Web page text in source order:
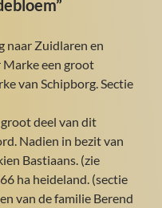
naar Zuidlaren en
Marke een groot
van Schipborg. Sectie
deel van dit
Nadien in bezit van
Bastiaans. (zie
ha heideland. (sectie
van de familie Berend